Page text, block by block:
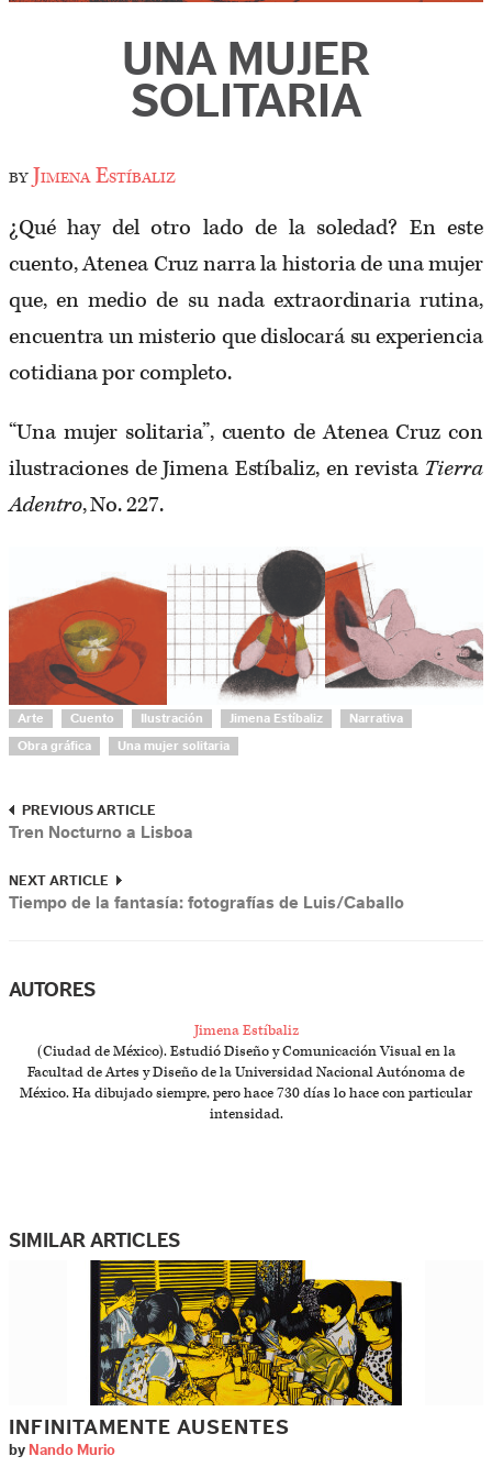
UNA MUJER
SOLITARIA
byJimena Estíbaliz
¿Qué hay del otro lado de la soledad? En este
cuento, Atenea Cruz narra la historia de una mujer
que, en medio de su nada extraordinaria rutina,
encuentra un misterio que dislocará su experiencia
cotidiana por completo.
“Una mujer solitaria”, cuento de Atenea Cruz con
ilustraciones de Jimena Estíbaliz, en revista Tierra
Adentro, No. 227.
Arte Cuento Ilustración Jimena Estíbaliz Narrativa
Obra gráfica Una mujer solitaria
PREVIOUS ARTICLE
Tren Nocturno a Lisboa
NEXT ARTICLE
Tiempo de la fantasía: fotografías de Luis/Caballo
AUTORES
Jimena Estíbaliz
(Ciudad de México). Estudió Diseño y Comunicación Visual en la
Facultad de Artes y Diseño de la Universidad Nacional Autónoma de
México. Ha dibujado siempre, pero hace 730 días lo hace con particular
intensidad.
SIMILAR ARTICLES
INFINITAMENTE AUSENTES
by Nando Murio